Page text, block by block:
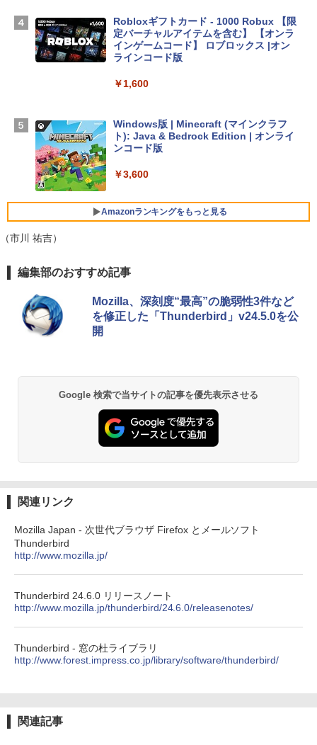
ームカメラ、日本語キーボード、Touch I
D - ミッドナイト
￥298,901
SSD インテル Core 5
￥129,800
Core i5/16GB/SSD 512GB/ホワイト) FM
VWK3E15W_AZ
Robloxギフトカード - 1000 Robux 【限
定バーチャルアイテムを含む】 【オンラ
インゲームコード】 ロブロックス |オン
ラインコード版
￥1,600
Windows版 | Minecraft (マインクラフ
ト): Java & Bedrock Edition | オンライ
ンコード版
￥3,600
Amazonランキングをもっと見る
生成AIパスポート公式テキスト 第４版
￥1,766
￥480
ClaudeCode いちばんやさしい 教科書:
非エンジニア 初心者 素人 でも安心 使い
￥99
bデザイン入門講座［第2版］
￥2,326
FM TOWNS ハイパー・カタログ: 本体ハ
ードウェア・市販ソフトウェアのパーフ
Amazon Kindle Paperwhite (16GB) 7イ
週間持続バッテリー、広告なし、ブラッ
ク
続バッテリー、6インチディスプレイ電子
書籍リーダー、ブラック、16GB、広告な
し
￥16,980
持続バッテリー、広告なし、メタリック
ブラック
Amazon Kindle Colorsoft | 16GBストレ
ージ、防水、7インチカラーディスプレ
イ、色調調節ライト、最大8週間持続バッ
売)
（市川 祐吉）
編集部のおすすめ記事
Mozilla、深刻度“最高”の脆弱性3件など
を修正した「Thunderbird」v24.5.0を公
開
Google 検索で当サイトの記事を優先表示させる
関連リンク
Mozilla Japan - 次世代ブラウザ Firefox とメールソフト
Thunderbird
http://www.mozilla.jp/
Thunderbird 24.6.0 リリースノート
http://www.mozilla.jp/thunderbird/24.6.0/releasenotes/
Thunderbird - 窓の杜ライブラリ
http://www.forest.impress.co.jp/library/software/thunderbird/
関連記事